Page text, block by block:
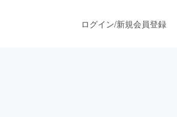
ログイン/新規会員登録